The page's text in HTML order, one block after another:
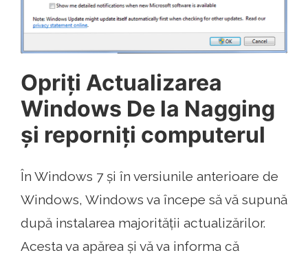
Opriți Actualizarea
Windows De la Nagging
și reporniți computerul
În Windows 7 și în versiunile anterioare de
Windows, Windows va începe să vă supună
după instalarea majorității actualizărilor.
Acesta va apărea și vă va informa că